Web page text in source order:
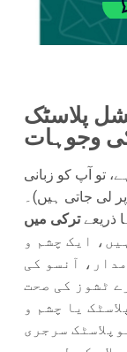
پلاسٹک
وجوہات
تو آپ کو زبانی
لی جاتی ہیں)۔
ذریعےترکی میں
ایک چشم و
آنسو کی
ٹشوز کی صحت
یا چشم و
سرجری